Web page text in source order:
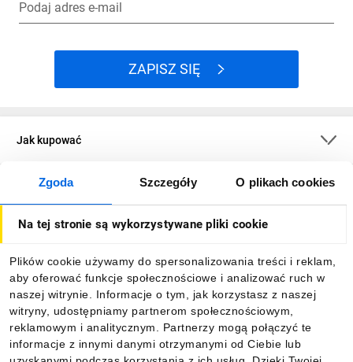
Zgoda Szczegóły O plikach cookies
Na tej stronie są wykorzystywane pliki cookie
Plików cookie używamy do spersonalizowania treści i reklam,
aby oferować funkcje społecznościowe i analizować ruch w
naszej witrynie. Informacje o tym, jak korzystasz z naszej
witryny, udostępniamy partnerom społecznościowym,
reklamowym i analitycznym. Partnerzy mogą połączyć te
informacje z innymi danymi otrzymanymi od Ciebie lub
Podaj adres e-mail
ZAPISZ SIĘ
Jak kupować
O firmie
Informacje
Pobierz naszą aplikację mobilną: